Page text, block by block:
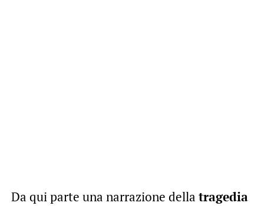
Da qui parte una narrazione della tragedia